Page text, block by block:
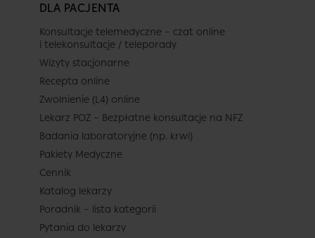
DLA PACJENTA
Konsultacje telemedyczne – czat online
i telekonsultacje / teleporady
Wizyty stacjonarne
Recepta online
Zwolnienie (L4) online
Lekarz POZ – Bezpłatne konsultacje na NFZ
Badania laboratoryjne (np. krwi)
Pakiety Medyczne
Cennik
Katalog lekarzy
Poradnik – lista kategorii
Pytania do lekarzy